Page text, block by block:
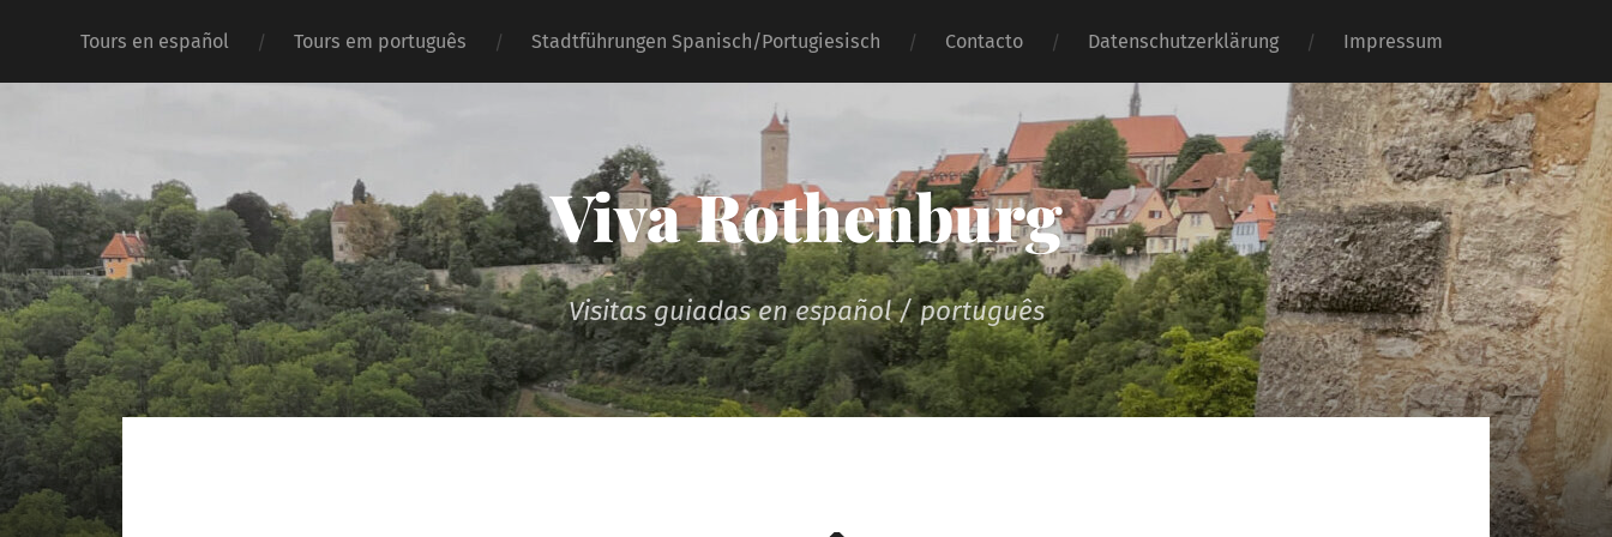
Tours en español Tours em português Stadtführungen Spanisch/Portugiesisch Contacto Datenschutzerklärung Impressum
Viva Rothenburg
Visitas guiadas en español / português